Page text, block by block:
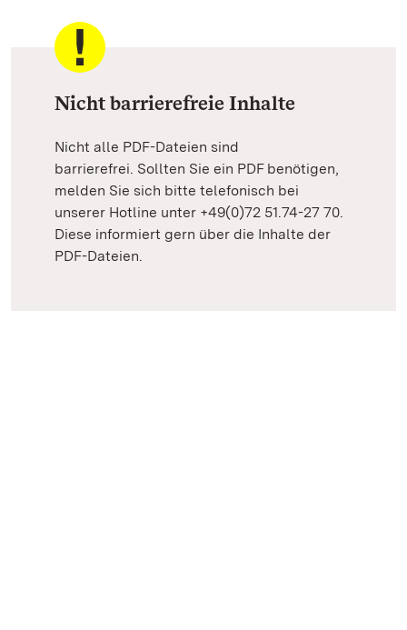
Nicht barrierefreie Inhalte
Nicht alle PDF-Dateien sind
barrierefrei. Sollten Sie ein PDF benötigen,
melden Sie sich bitte telefonisch bei
unserer Hotline unter +49(0)72 51.74-27 70.
Diese informiert gern über die Inhalte der
PDF-Dateien.